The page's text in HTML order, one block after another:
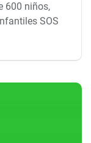
600 niños,
SOS